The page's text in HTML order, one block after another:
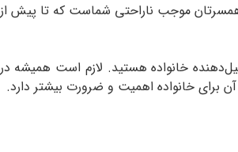
موجب ناراحتی شماست که تا پیش از
خانواده هستید. لازم است همیشه
برای خانواده اهمیت و ضرورت بیشتر دارد.